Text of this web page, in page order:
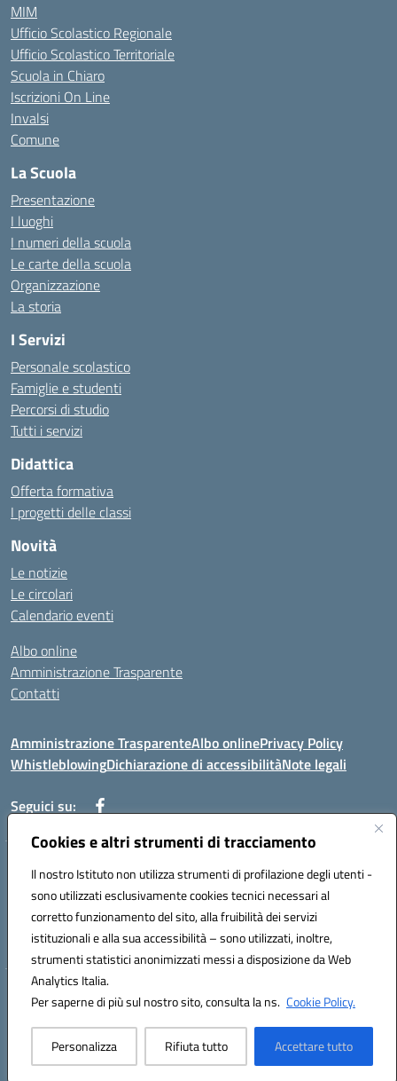
Cookies e altri strumenti di tracciamento
Il nostro Istituto non utilizza strumenti di profilazione degli utenti -
sono utilizzati esclusivamente cookies tecnici necessari al
corretto funzionamento del sito, alla fruibilità dei servizi
istituzionali e alla sua accessibilità – sono utilizzati, inoltre,
strumenti statistici anonimizzati messi a disposizione da Web
Analytics Italia.
Per saperne di più sul nostro sito, consulta la ns. Cookie Policy.
Personalizza Rifiuta tutto Accettare tutto
MIM
Ufficio Scolastico Regionale
Ufficio Scolastico Territoriale
Scuola in Chiaro
Iscrizioni On Line
Invalsi
Comune
La Scuola
Presentazione
I luoghi
I numeri della scuola
Le carte della scuola
Organizzazione
La storia
I Servizi
Personale scolastico
Famiglie e studenti
Percorsi di studio
Tutti i servizi
Didattica
Offerta formativa
I progetti delle classi
Novità
Le notizie
Le circolari
Calendario eventi
Albo online
Amministrazione Trasparente
Contatti
Amministrazione TrasparenteAlbo onlinePrivacy Policy
WhistleblowingDichiarazione di accessibilitàNote legali
Seguici su:
Telefono: 0881814875
Mail: fgic86100g@istruzione.it PEC: fgic86100g@pec.istruzione.it
Codice univoco ufficio: UF0Y26 Codice IPA: istsc_fgic86100g
Codice meccanografico: FGIC86100G
Codice fiscale: 80030630711
Hosting & Powered by 3D Solution S.r.l.
Concept & Design by Designers Italia